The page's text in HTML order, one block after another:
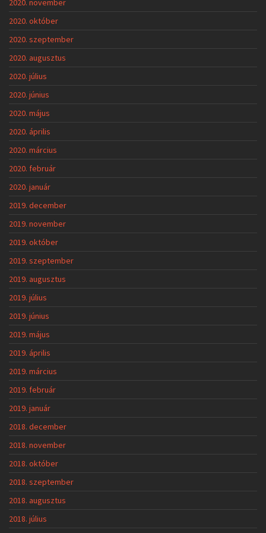
2020. november
2020. október
2020. szeptember
2020. augusztus
2020. július
2020. június
2020. május
2020. április
2020. március
2020. február
2020. január
2019. december
2019. november
2019. október
2019. szeptember
2019. augusztus
2019. július
2019. június
2019. május
2019. április
2019. március
2019. február
2019. január
2018. december
2018. november
2018. október
2018. szeptember
2018. augusztus
2018. július